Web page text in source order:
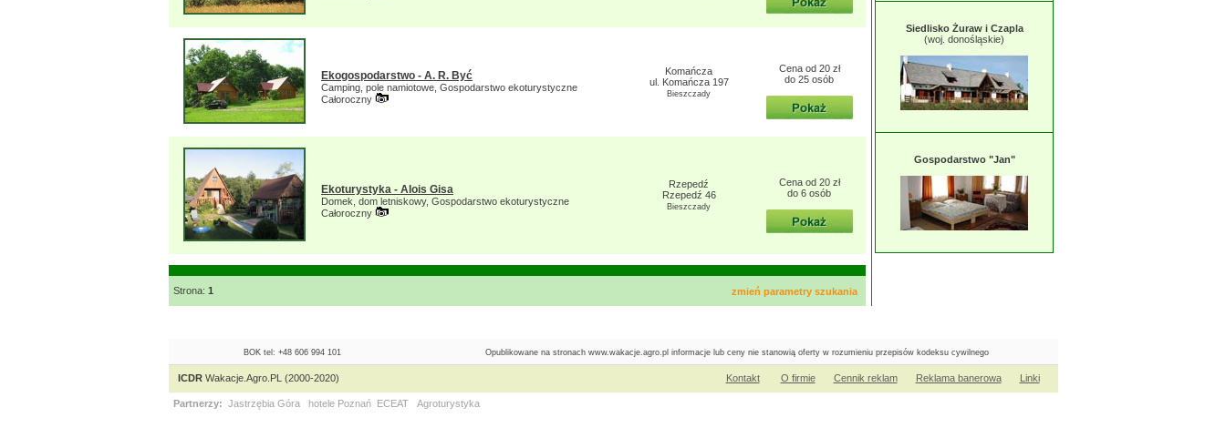
Ekogospodarstwo - A. R. Być
Camping, pole namiotowe, Gospodarstwo ekoturystyczne
Całoroczny
Komańcza
ul. Komańcza 197
Bieszczady
Cena od 20 zł
do 25 osób
Ekoturystyka - Alois Gisa
Domek, dom letniskowy, Gospodarstwo ekoturystyczne
Całoroczny
Rzepedź
Rzepedź 46
Bieszczady
Cena od 20 zł
do 6 osób
Strona: 1 zmień parametry szukania
Siedlisko Żuraw i Czapla
(woj. donośląskie)
Gospodarstwo "Jan"
BOK tel: +48 606 994 101 Opublikowane na stronach www.wakacje.agro.pl informacje lub ceny nie stanowią oferty w rozumieniu przepisów kodeksu cywilnego
ICDRWakacje.Agro.PL (2000-2020) Kontakt O firmie Cennik reklam Reklama banerowa Linki
Partnerzy: Jastrzębia Góra hotele Poznań ECEAT Agroturystyka